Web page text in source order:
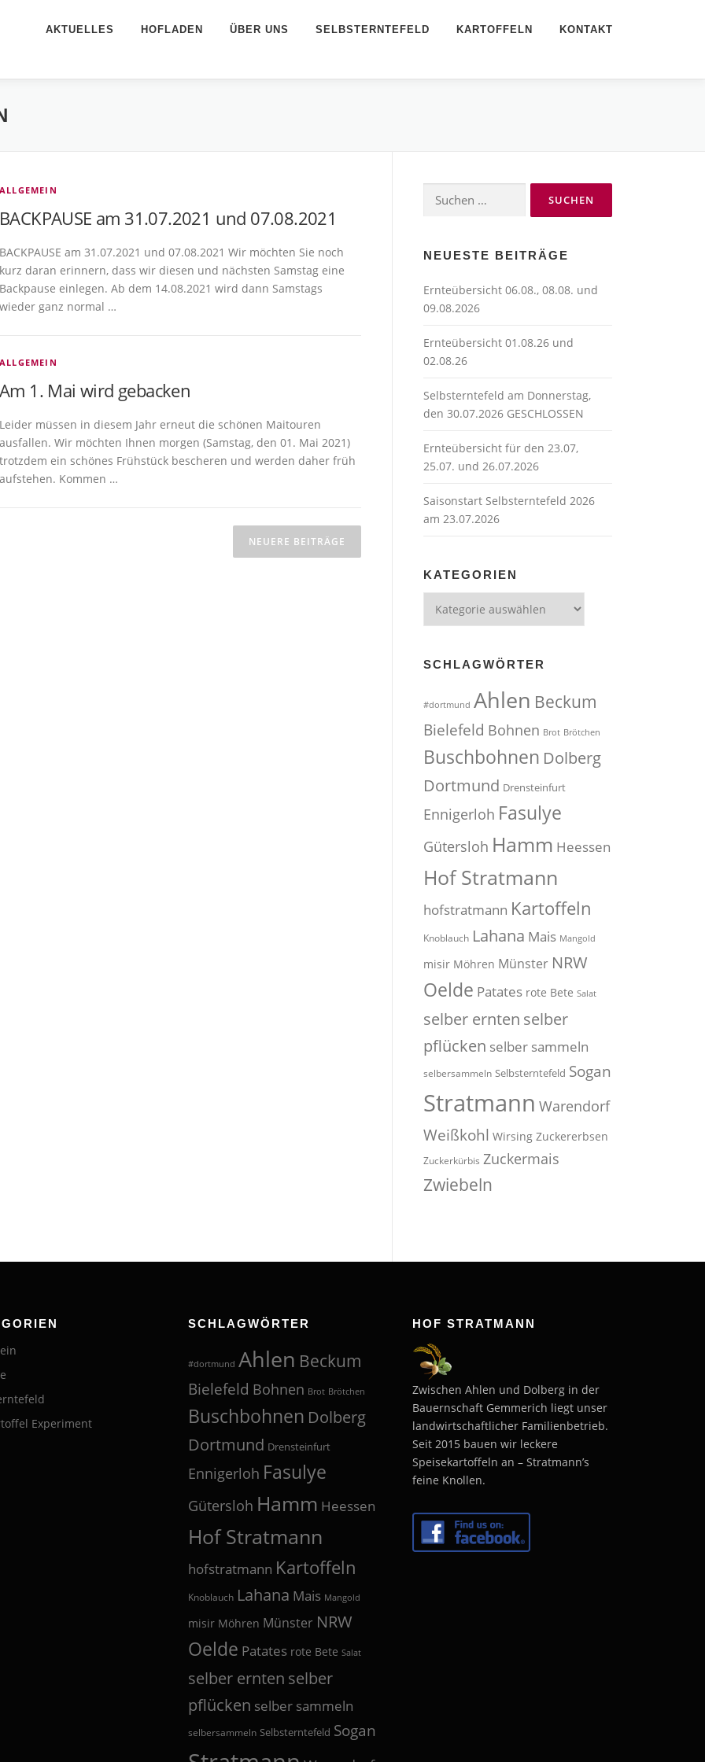
AKTUELLES HOFLADEN ÜBER UNS SELBSTERNTEFELD KARTOFFELN KONTAKT
ALLGEMEIN
BACKPAUSE am 31.07.2021 und 07.08.2021
BACKPAUSE am 31.07.2021 und 07.08.2021 Wir möchten Sie noch
kurz daran erinnern, dass wir diesen und nächsten Samstag eine
Backpause einlegen. Ab dem 14.08.2021 wird dann Samstags
wieder ganz normal …
ALLGEMEIN
Am 1. Mai wird gebacken
Leider müssen in diesem Jahr erneut die schönen Maitouren
ausfallen. Wir möchten Ihnen morgen (Samstag, den 01. Mai 2021)
trotzdem ein schönes Frühstück bescheren und werden daher früh
aufstehen. Kommen …
NEUERE BEITRÄGE
Suchen
nach:
NEUESTE BEITRÄGE
Ernteübersicht 06.08., 08.08. und
09.08.2026
Ernteübersicht 01.08.26 und
02.08.26
Selbsterntefeld am Donnerstag,
den 30.07.2026 GESCHLOSSEN
Ernteübersicht für den 23.07,
25.07. und 26.07.2026
Saisonstart Selbsterntefeld 2026
am 23.07.2026
KATEGORIEN
SCHLAGWÖRTER
#dortmund Ahlen Beckum
Bielefeld Bohnen Brot Brötchen
Buschbohnen Dolberg
Dortmund Drensteinfurt
Ennigerloh Fasulye
Gütersloh Hamm Heessen
Hof Stratmann
hofstratmann Kartoffeln
Knoblauch Lahana Mais Mangold
misir Möhren Münster NRW
Oelde Patates rote Bete Salat
selber ernten selber
pflücken selber sammeln
selbersammeln Selbsterntefeld Sogan
Stratmann Warendorf
Weißkohl Wirsing Zuckererbsen
Zuckerkürbis Zuckermais
Zwiebeln
Experiment
SCHLAGWÖRTER
#dortmund Ahlen Beckum
Bielefeld Bohnen Brot Brötchen
Buschbohnen Dolberg
Dortmund Drensteinfurt
Ennigerloh Fasulye
Gütersloh Hamm Heessen
Hof Stratmann
hofstratmann Kartoffeln
Knoblauch Lahana Mais Mangold
misir Möhren Münster NRW
Oelde Patates rote Bete Salat
selber ernten selber
pflücken selber sammeln
selbersammeln Selbsterntefeld Sogan
HOF STRATMANN
Zwischen Ahlen und Dolberg in der
Bauernschaft Gemmerich liegt unser
landwirtschaftlicher Familienbetrieb.
Seit 2015 bauen wir leckere
Speisekartoffeln an – Stratmann’s
feine Knollen.